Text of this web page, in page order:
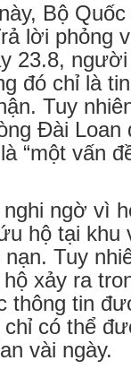
Bộ
lời phỏng
23.8,
đó chỉ là
Tuy
Đài
“một vấn
ngờ vì
hộ tại
Tuy
xảy ra
thông tin
có thể
vài ngày.